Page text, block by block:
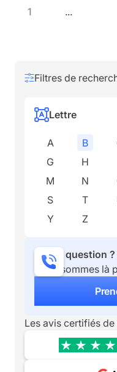
Filtres de
Lettre
A B
G
H
M
N
S
T
Y
Z
Une question ?
Nous sommes
Les avis certifiés
1 ...